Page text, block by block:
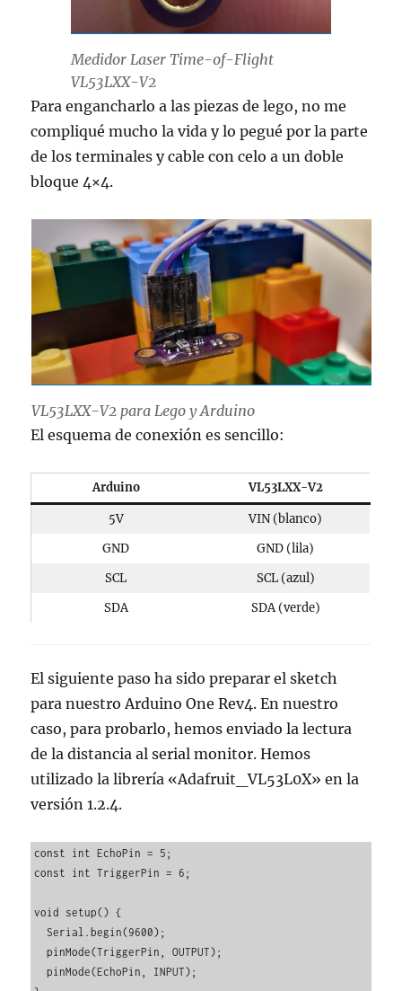
Medidor Laser Time-of-Flight
VL53LXX-V2
Para engancharlo a las piezas de lego, no me
compliqué mucho la vida y lo pegué por la parte
de los terminales y cable con celo a un doble
bloque 4×4.
VL53LXX-V2 para Lego y Arduino
El esquema de conexión es sencillo:
Arduino VL53LXX-V2
5V
VIN (blanco)
GND
GND (lila)
SCL
SCL (azul)
SDA
SDA (verde)
El siguiente paso ha sido preparar el sketch
para nuestro Arduino One Rev4. En nuestro
caso, para probarlo, hemos enviado la lectura
de la distancia al serial monitor. Hemos
utilizado la librería «Adafruit_VL53L0X» en la
versión 1.2.4.
const int EchoPin = 5;
const int TriggerPin = 6;
void setup() {